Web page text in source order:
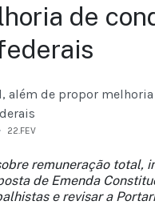
de
além de propor
22.FEV
remuneração total,
de Emenda
e revisar a